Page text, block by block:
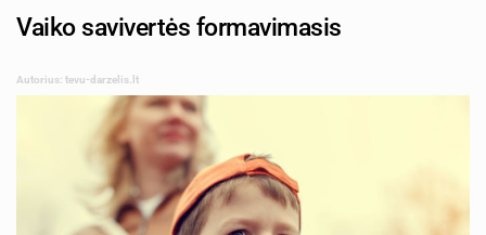
Vaiko savivertės formavimasis
Autorius: tevu-darzelis.lt